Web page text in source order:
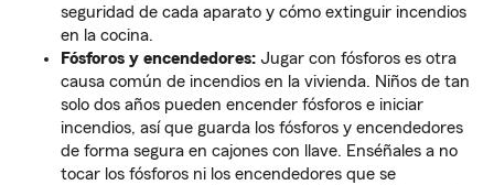
seguridad de cada aparato y cómo extinguir incendios
en la cocina.
Fósforos y encendedores: Jugar con fósforos es otra
causa común de incendios en la vivienda. Niños de tan
solo dos años pueden encender fósforos e iniciar
incendios, así que guarda los fósforos y encendedores
de forma segura en cajones con llave. Enséñales a no
tocar los fósforos ni los encendedores que se